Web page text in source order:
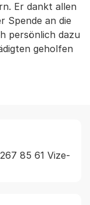
Er dankt allen
Spende an die
persönlich dazu
geholfen
85 61 Vize-